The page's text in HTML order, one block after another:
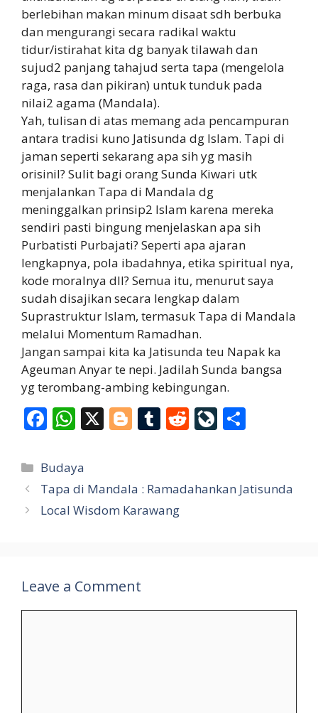
berlebihan makan minum disaat sdh berbuka
dan mengurangi secara radikal waktu
tidur/istirahat kita dg banyak tilawah dan
sujud2 panjang tahajud serta tapa (mengelola
raga, rasa dan pikiran) untuk tunduk pada
nilai2 agama (Mandala).
Yah, tulisan di atas memang ada pencampuran
antara tradisi kuno Jatisunda dg Islam. Tapi di
jaman seperti sekarang apa sih yg masih
orisinil? Sulit bagi orang Sunda Kiwari utk
menjalankan Tapa di Mandala dg
meninggalkan prinsip2 Islam karena mereka
sendiri pasti bingung menjelaskan apa sih
Purbatisti Purbajati? Seperti apa ajaran
lengkapnya, pola ibadahnya, etika spiritual nya,
kode moralnya dll? Semua itu, menurut saya
sudah disajikan secara lengkap dalam
Suprastruktur Islam, termasuk Tapa di Mandala
melalui Momentum Ramadhan.
Jangan sampai kita ka Jatisunda teu Napak ka
Ageuman Anyar te nepi. Jadilah Sunda bangsa
yg terombang-ambing kebingungan.
F
e
b
o
W
at
s
A
X Bl
g
er
T
bl
r
R
di
Li
o e
Categories
Budaya
Tapa di Mandala : Ramadahankan Jatisunda
Local Wisdom Karawang
Leave a Comment